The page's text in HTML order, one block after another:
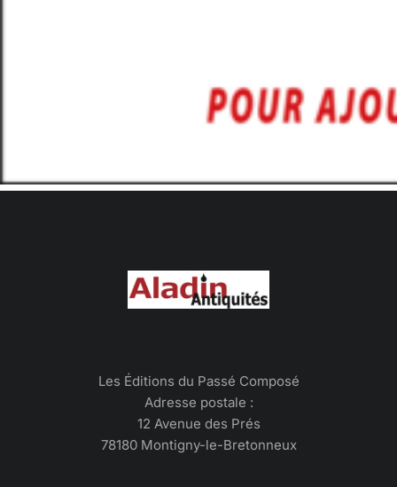
Les Éditions du Passé Composé
Adresse postale :
12 Avenue des Prés
78180 Montigny-le-Bretonneux